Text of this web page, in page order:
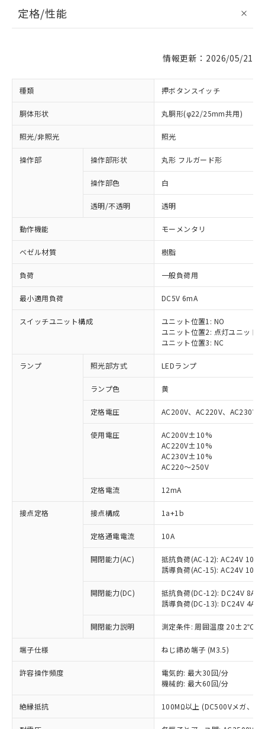
定格/性能
情報更新：2026/05/21
種類 押ボタンスイッチ
胴体形状 丸胴形(φ22/25mm共用)
照光/非照光 照光
操作部 操作部形状 丸形 フルガード形
操作部色 白
透明/不透明 透明
動作機能 モーメンタリ
ベゼル材質 樹脂
負荷 一般負荷用
最小適用負荷 DC5V 6mA
スイッチユニット構成
ユニット位置1: NO
ユニット位置2: 点灯ユニット
ユニット位置3: NC
ランプ 照光部方式 LEDランプ
ランプ色 黄
定格電圧 AC200V、AC220V、AC230V
使用電圧
AC200V±10%
AC220V±10%
AC230V±10%
AC220～250V
定格電流 12mA
接点定格 接点構成 1a+1b
定格通電電流 10A
開閉能力(AC)
抵抗負荷(AC-12): AC24V 10A/
誘導負荷(AC-15): AC24V
開閉能力(DC)
抵抗負荷(DC-12): DC24V 8A/
誘導負荷(DC-13): DC24V 4A/
開閉能力説明 測定条件: 周囲温度 20±2℃、
端子仕様 ねじ締め端子 (M3.5)
許容操作頻度
電気的: 最大30回/分
機械的: 最大60回/分
絶縁抵抗 100MΩ以上 (DC500Vメガ、点
ご利用条件
以下の条件をお読みいただき、同意のうえ
ご利用ください。
本サービスは、当社制御機器事業取扱
商品の当社在庫状況および標準価格
(税抜)を提供させていただくもので
当社制御機器事業取扱商品の中には、
本サービスの対象外となる商品もある
※1 対応状況
対応済み：EU RoHS指令（10物質）の
非含有に対応した製品が提供可能な商品で
対応予定：EU RoHS指令（10物質）の非含
有に対応した製品に切り替える予定のある
対応予定なし：EU RoHS指令（10物質）の
非含有に非対応の商品で、対応品を出す予
調査・確認中：EU RoHS指令（10物質）の
非含有の対応状況を調査中または確認中の
商品です。
非該当品：ライセンス料など無形物で、有
害物質有無と関係のない商品です。
仕入先様の事情により、非含有部品として
いたものが、含有品と判明した場合などや
「○」：最大均質材料含有率が中国RoHSの
基準値以下であることを示します。
「×」：最大均質材料含有率が中国RoHSの
基準値を超えていることを示します。
当社は、これら貴社製品のうち、外国